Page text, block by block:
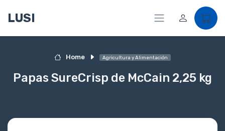
LUSI
Home Agricultura y Alimentación
Papas SureCrisp de McCain 2,25 kg